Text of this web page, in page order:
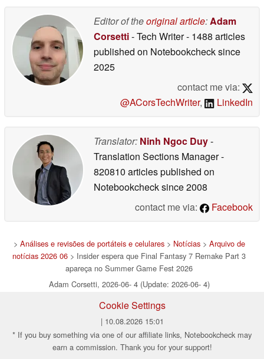
Editor of theoriginal article:Adam
Corsetti- Tech Writer- 1488 articles
published on Notebookchecksince
2025
contact me via:
@ACorsTechWriter, LinkedIn
Translator: Ninh Ngoc Duy-
Translation Sections Manager-
820810 articles published on
Notebookchecksince 2008
contact me via:
Facebook
> Análises e revisões de portáteis e celulares> Notícias> Arquivo de
notícias 2026 06 > Insider espera que Final Fantasy 7 Remake Part 3
apareça no Summer Game Fest 2026
Adam Corsetti, 2026-06- 4 (Update: 2026-06- 4)
Cookie Settings
| 10.08.2026 15:01
* If you buy something via one of our affiliate links, Notebookcheck may
earn a commission. Thank you for your support!